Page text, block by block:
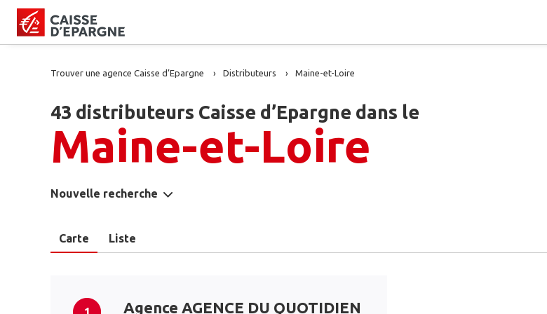
Trouver une agence Caisse d’Epargne Distributeurs Maine-et-Loire
43 distributeurs Caisse d’Epargne dans le
Maine-et-Loire
Nouvelle recherche
Carte Liste
Agence AGENCE DU QUOTIDIEN